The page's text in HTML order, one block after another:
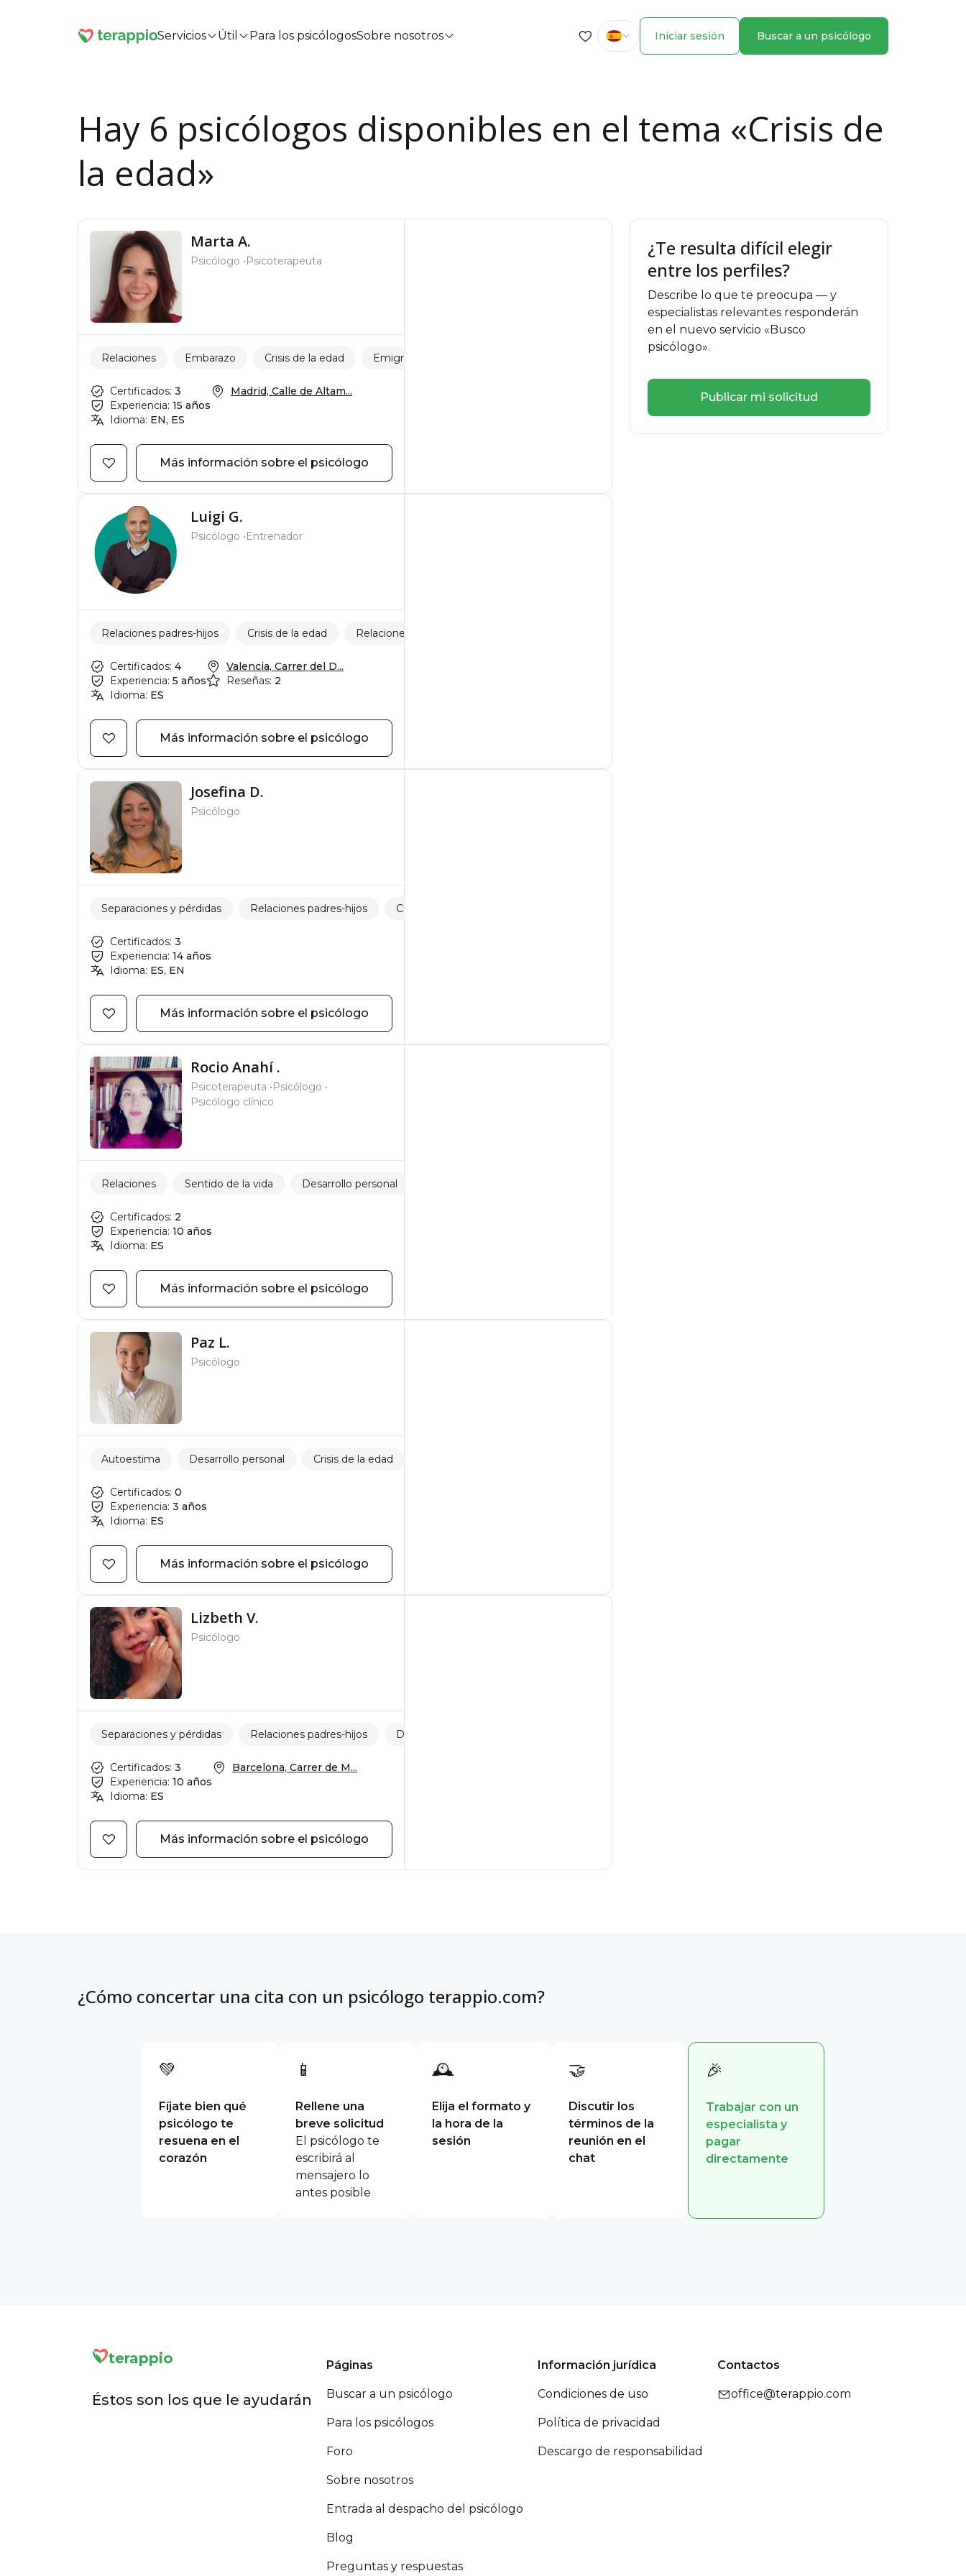
Servicios Útil Para los psicólogosSobre nosotros Iniciar sesión Buscar a un psicólogo
Hay 6 psicólogos disponibles en el tema «Crisis de
la edad»
Marta A.
Psicólogo Psicoterapeuta
Relaciones Embarazo Crisis de la edad Emigración y adaptación
Certificados: 3
Experiencia: 15 años
Idioma: EN, ES
Madrid, Calle de Altam...
Más información sobre el psicólogo
Luigi G.
Psicólogo Entrenador
Relaciones padres-hijos Crisis de la edad Relaciones familiares
Certificados: 4
Experiencia: 5 años
Idioma: ES
Valencia, Carrer del D...
Reseñas: 2
Más información sobre el psicólogo
Josefina D.
Psicólogo
Separaciones y pérdidas Relaciones padres-hijos Crisis de la edad
Certificados: 3
Experiencia: 14 años
Idioma: ES, EN
Más información sobre el psicólogo
Rocio Anahí .
Psicoterapeuta
Psicólogo
Psicólogo clínico
Relaciones Sentido de la vida Desarrollo personal
Certificados: 2
Experiencia: 10 años
Idioma: ES
Más información sobre el psicólogo
Paz L.
Psicólogo
Autoestima Desarrollo personal Crisis de la edad
Certificados: 0
Experiencia: 3 años
Idioma: ES
Más información sobre el psicólogo
Lizbeth V.
Psicólogo
Separaciones y pérdidas Relaciones padres-hijos Desarrollo personal
Certificados: 3
Experiencia: 10 años
Idioma: ES
Barcelona, Carrer de M...
Más información sobre el psicólogo
¿Te resulta difícil elegir
entre los perfiles?
Describe lo que te preocupa — y
especialistas relevantes responderán
en el nuevo servicio «Busco
psicólogo».
Publicar mi solicitud
¿Cómo concertar una cita con un psicólogo terappio.com?
💚
Fíjate bien qué
psicólogo te
resuena en el
corazón
📱
Rellene una
breve solicitud
El psicólogo te
escribirá al
mensajero lo
antes posible
🕰
Elija el formato y
la hora de la
sesión
🤝
Discutir los
términos de la
reunión en el
chat
🎉
Trabajar con un
especialista y
pagar
directamente
terappio
Éstos son los que le ayudarán
Páginas
Buscar a un psicólogo
Para los psicólogos
Foro
Sobre nosotros
Entrada al despacho del psicólogo
Blog
Preguntas y respuestas
Información jurídica
Condiciones de uso
Política de privacidad
Descargo de responsabilidad
Contactos
office@terappio.com